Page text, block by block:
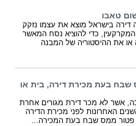
טאבו
דירה בישראל מוצא את עצמו נזקק
המקרקעין, כדי להוציא נסח המאשר
את ההיסטוריה של המבנה
שבח בעת מכירת דירה, בית או
אשר לא מכר דירת מגורים אחרת
האחרונות לפני מכירת הדירה
פטור ממס שבח בעת המכירה...